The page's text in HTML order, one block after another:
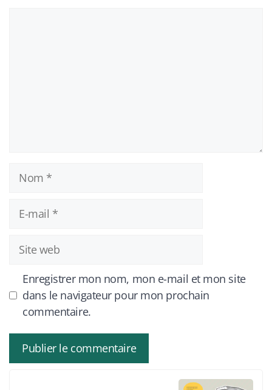
Nom
mail
Site
web
Enregistrer mon nom, mon e-mail et mon site
dans le navigateur pour mon prochain
commentaire.